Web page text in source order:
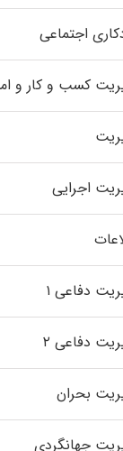
اجتماعی
کسب و کار و
اجرایی
دفاعی ۱
دفاعی ۲
بحران
جهانگردی